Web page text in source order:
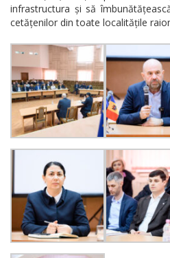
infrastructura și să
cetățenilor din toate localitățile